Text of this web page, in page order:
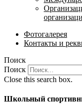
Фотогалерея
Контакты и
Поиск
Поиск
Close this search box.
Школьный